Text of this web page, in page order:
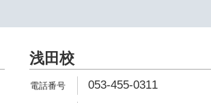
浅田校
053-455-0311